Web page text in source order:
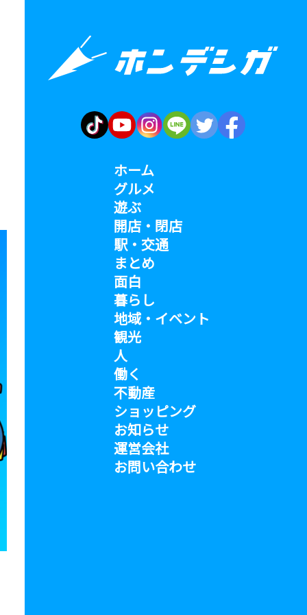
ホーム
グルメ
遊ぶ
開店・閉店
駅・交通
まとめ
面白
暮らし
地域・イベント
観光
人
働く
不動産
ショッピング
お知らせ
運営会社
お問い合わせ